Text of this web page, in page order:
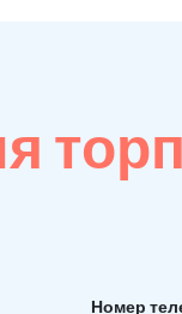
Номер